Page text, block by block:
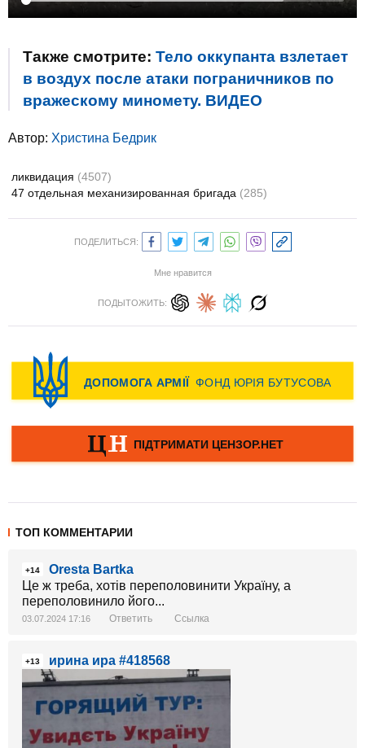
Также смотрите: Тело оккупанта взлетает
в воздух после атаки пограничников по
вражескому миномету. ВИДЕО
Автор: Христина Бедрик
ликвидация (4507)
47 отдельная механизированная бригада (285)
ПОДЕЛИТЬСЯ:
Мне нравится
ПОДЫТОЖИТЬ:
ТОП КОММЕНТАРИИ
+14
Oresta Bartka
Це ж треба, хотів переполовинити Україну, а
переполовинило його...
03.07.2024 17:16 Ответить Ссылка
+13 ирина ира #418568